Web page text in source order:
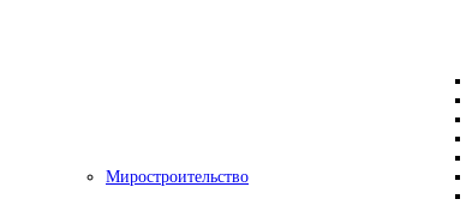
Миростроительство